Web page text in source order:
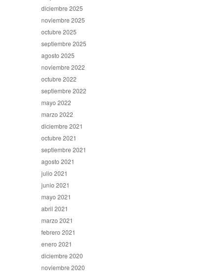
diciembre 2025
noviembre 2025
octubre 2025
septiembre 2025
agosto 2025
noviembre 2022
octubre 2022
septiembre 2022
mayo 2022
marzo 2022
diciembre 2021
octubre 2021
septiembre 2021
agosto 2021
julio 2021
junio 2021
mayo 2021
abril 2021
marzo 2021
febrero 2021
enero 2021
diciembre 2020
noviembre 2020